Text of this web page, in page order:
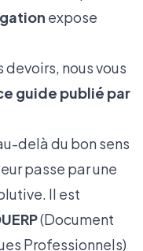
expose
nous vous
guide publié par
delà du bon sens
passe par une
Il est
(Document
Professionnels)